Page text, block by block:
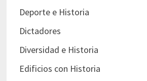
Deporte e Historia
Dictadores
Diversidad e Historia
Edificios con Historia